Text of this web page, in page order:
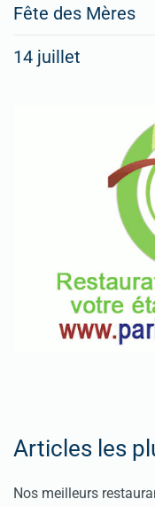
Fête des Mères
14 juillet
Articles les
Nos meilleurs